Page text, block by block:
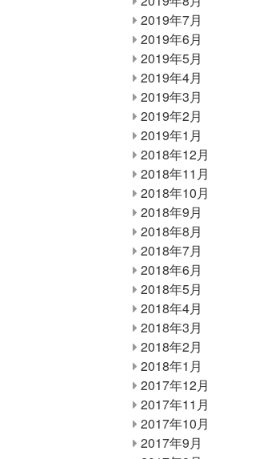
2019年7月
2019年6月
2019年5月
2019年4月
2019年3月
2019年2月
2019年1月
2018年12月
2018年11月
2018年10月
2018年9月
2018年8月
2018年7月
2018年6月
2018年5月
2018年4月
2018年3月
2018年2月
2018年1月
2017年12月
2017年11月
2017年10月
2017年9月